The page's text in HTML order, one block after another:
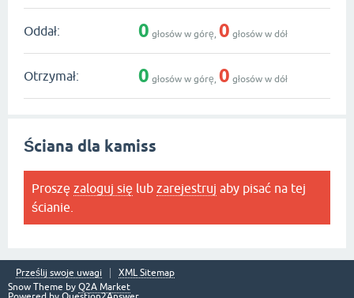
Oddał: 0 głosów w górę, 0 głosów w dół
Otrzymał: 0 głosów w górę, 0 głosów w dół
Ściana dla kamiss
Proszę zaloguj się lub zarejestruj aby pisać na tej
ścianie.
Prześlij swoje uwagi
XML Sitemap
Snow Theme by Q2A Market